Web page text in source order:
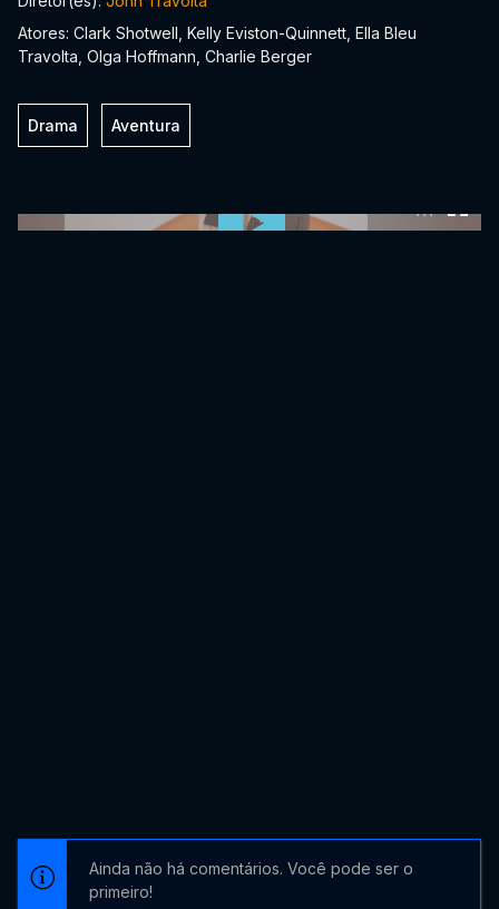
Atores: Clark Shotwell, Kelly Eviston-Quinnett, Ella Bleu
Travolta, Olga Hoffmann, Charlie Berger
Drama Aventura
Ainda não há comentários. Você pode ser o
primeiro!